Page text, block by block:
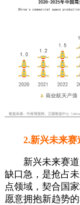
2.新兴未来
新兴未来赛道
缺口急，是抢占
点领域，契合国
愿意拥抱新趋势的